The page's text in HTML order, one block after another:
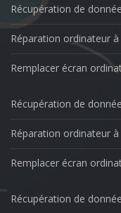
Récupération de
Réparation ordinateur à
Remplacer écran
Récupération de
Réparation ordinateur à
Remplacer écran
Récupération de